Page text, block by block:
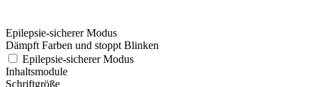
Epilepsie-sicherer Modus
Dämpft Farben und stoppt Blinken
Epilepsie-sicherer Modus
Inhaltsmodule
Schriftgröße